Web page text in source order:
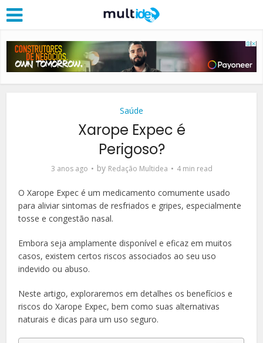
Saúde
Xarope Expec é
Perigoso?
3 anos ago by Redação Multidea 4 min read
O Xarope Expec é um medicamento comumente usado
para aliviar sintomas de resfriados e gripes, especialmente
tosse e congestão nasal.
Embora seja amplamente disponível e eficaz em muitos
casos, existem certos riscos associados ao seu uso
indevido ou abuso.
Neste artigo, exploraremos em detalhes os benefícios e
riscos do Xarope Expec, bem como suas alternativas
naturais e dicas para um uso seguro.